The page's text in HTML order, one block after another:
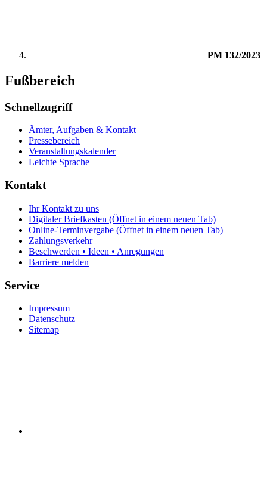
PM 132/2023
Fußbereich
Schnellzugriff
Ämter, Aufgaben & Kontakt
Pressebereich
Veranstaltungskalender
Leichte Sprache
Kontakt
Ihr Kontakt zu uns
Digitaler Briefkasten (Öffnet in einem neuen Tab)
Online-Terminvergabe (Öffnet in einem neuen Tab)
Zahlungsverkehr
Beschwerden • Ideen • Anregungen
Barriere melden
Service
Impressum
Datenschutz
Sitemap